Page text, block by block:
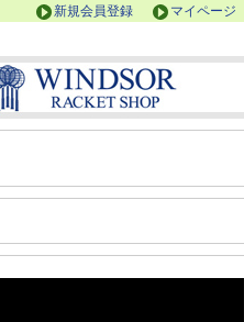
マイページ
新規会員登録